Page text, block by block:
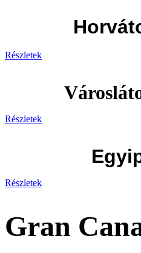
Részletek
Részletek
Részletek
Gran